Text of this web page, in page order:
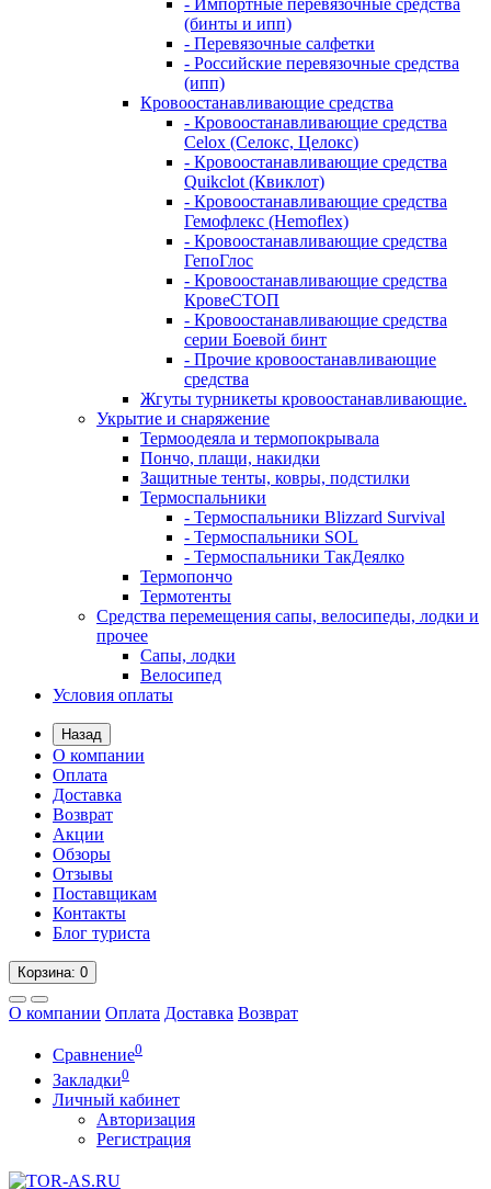
- Импортные перевязочные средства
(бинты и ипп)
- Перевязочные салфетки
- Российские перевязочные средства
(ипп)
Кровоостанавливающие средства
- Кровоостанавливающие средства
Celox (Селокс, Целокс)
- Кровоостанавливающие средства
Quikclot (Квиклот)
- Кровоостанавливающие средства
Гемофлекс (Hemoflex)
- Кровоостанавливающие средства
ГепоГлос
- Кровоостанавливающие средства
КровеСТОП
- Кровоостанавливающие средства
серии Боевой бинт
- Прочие кровоостанавливающие
средства
Жгуты турникеты кровоостанавливающие.
Укрытие и снаряжение
Термоодеяла и термопокрывала
Пончо, плащи, накидки
Защитные тенты, ковры, подстилки
Термоспальники
- Термоспальники Blizzard Survival
- Термоспальники SOL
- Термоспальники ТакДеялко
Термопончо
Термотенты
Средства перемещения сапы, велосипеды, лодки и
прочее
Сапы, лодки
Велосипед
Условия оплаты
Назад
О компании
Оплата
Доставка
Возврат
Акции
Обзоры
Отзывы
Поставщикам
Контакты
Блог туриста
Корзина: 0
О компании Оплата Доставка Возврат
Сравнение0
Закладки0
Личный кабинет
Авторизация
Регистрация